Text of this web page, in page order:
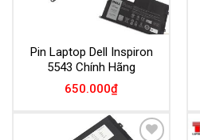
Pin Laptop Dell Inspiron
5543 Chính Hãng
650.000₫